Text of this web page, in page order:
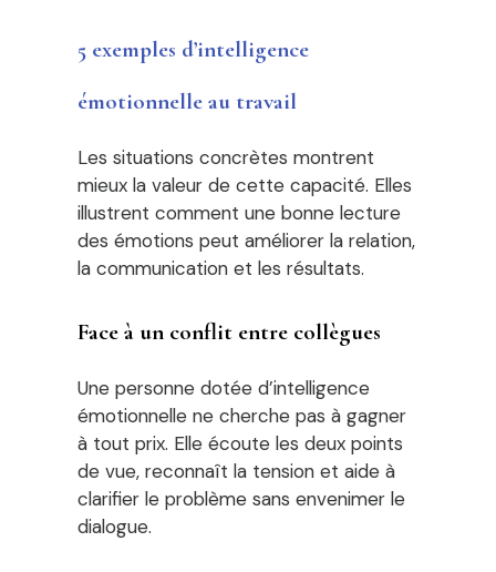
5 exemples d’intelligence
émotionnelle au travail
Les situations concrètes montrent
mieux la valeur de cette capacité. Elles
illustrent comment une bonne lecture
des émotions peut améliorer la relation,
la communication et les résultats.
Face à un conflit entre collègues
Une personne dotée d’intelligence
émotionnelle ne cherche pas à gagner
à tout prix. Elle écoute les deux points
de vue, reconnaît la tension et aide à
clarifier le problème sans envenimer le
dialogue.